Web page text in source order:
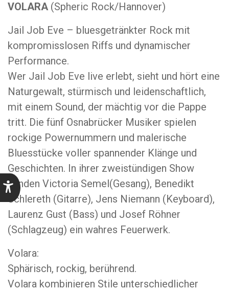
VOLARA (Spheric Rock/Hannover)
Jail Job Eve – bluesgetränkter Rock mit
kompromisslosen Riffs und dynamischer
Performance.
Wer Jail Job Eve live erlebt, sieht und hört eine
Naturgewalt, stürmisch und leidenschaftlich,
mit einem Sound, der mächtig vor die Pappe
tritt. Die fünf Osnabrücker Musiker spielen
rockige Powernummern und malerische
Bluesstücke voller spannender Klänge und
Geschichten. In ihrer zweistündigen Show
zünden Victoria Semel(Gesang), Benedikt
Schlereth (Gitarre), Jens Niemann (Keyboard),
Laurenz Gust (Bass) und Josef Röhner
(Schlagzeug) ein wahres Feuerwerk.
Volara:
Sphärisch, rockig, berührend.
Volara kombinieren Stile unterschiedlicher